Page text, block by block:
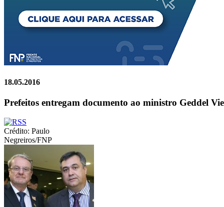
18.05.2016
Prefeitos entregam documento ao ministro Geddel
Crédito: Paulo
Negreiros/FNP